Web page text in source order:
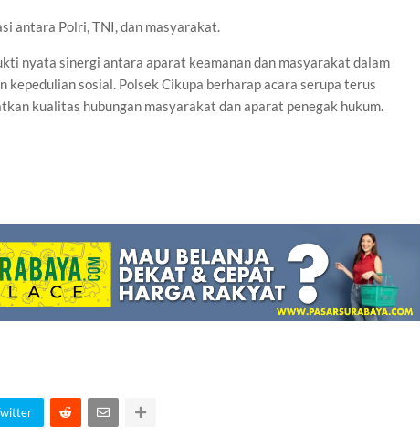
antara Polri, TNI, dan masyarakat.
nyata sinergi antara aparat keamanan dan masyarakat dalam
kepedulian sosial. Polsek Cikupa berharap acara serupa terus
kualitas hubungan masyarakat dan aparat penegak hukum.